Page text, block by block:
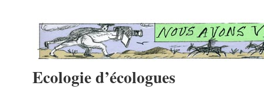
Ecologie d’écologues